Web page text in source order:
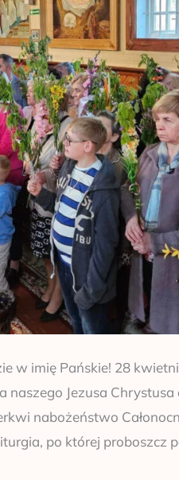
w imię Pańskie! 28
Jezusa
nabożeństwo
po której proboszcz